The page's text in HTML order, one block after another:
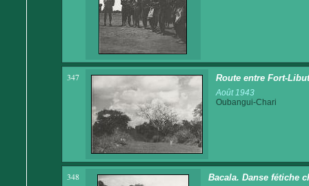
347 Route entre Fort-
Août 1943
Oubangui-Chari
348 Bacala. Danse fétiche